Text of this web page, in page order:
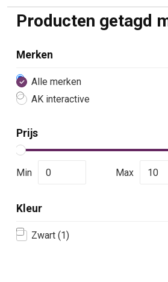
Producten getagd
Merken
Alle merken
AK interactive
Kleur
Zwart (1)
Prijs
Min Max